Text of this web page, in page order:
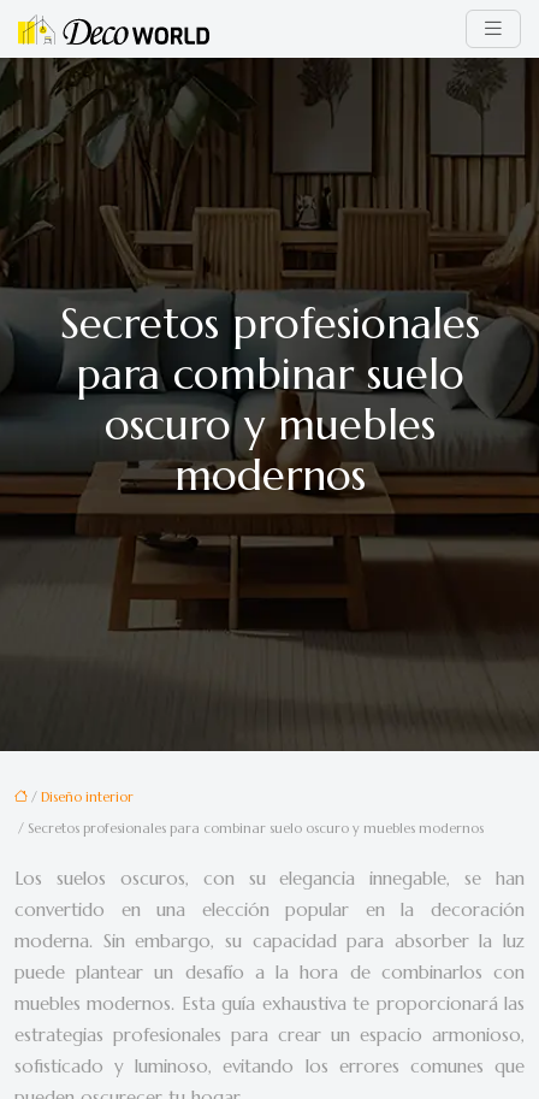
Secretos profesionales
para combinar suelo
oscuro y muebles
modernos
/ Diseño interior
/ Secretos profesionales para combinar suelo oscuro y muebles modernos
Los suelos oscuros, con su elegancia innegable, se han
convertido en una elección popular en la decoración
moderna. Sin embargo, su capacidad para absorber la luz
puede plantear un desafío a la hora de combinarlos con
muebles modernos. Esta guía exhaustiva te proporcionará las
estrategias profesionales para crear un espacio armonioso,
sofisticado y luminoso, evitando los errores comunes que